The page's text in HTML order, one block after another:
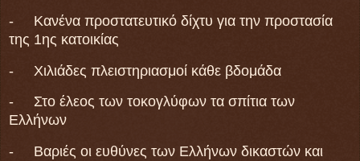
- Κανένα προστατευτικό δίχτυ για την προστασία
της 1ης κατοικίας
- Χιλιάδες πλειστηριασμοί κάθε βδομάδα
- Στο έλεος των τοκογλύφων τα σπίτια των
Ελλήνων
- Βαριές οι ευθύνες των Ελλήνων δικαστών και